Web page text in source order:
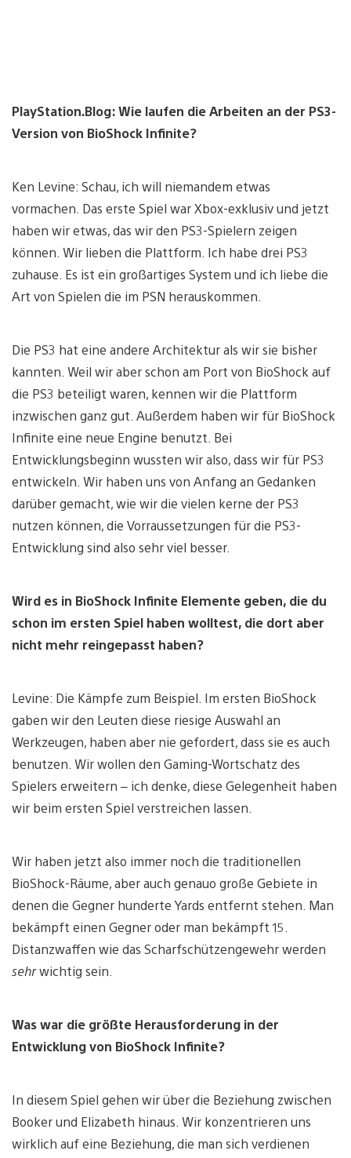
PlayStation.Blog: Wie laufen die Arbeiten an der PS3-
Version von BioShock Infinite?
Ken Levine: Schau, ich will niemandem etwas
vormachen. Das erste Spiel war Xbox-exklusiv und jetzt
haben wir etwas, das wir den PS3-Spielern zeigen
können. Wir lieben die Plattform. Ich habe drei PS3
zuhause. Es ist ein großartiges System und ich liebe die
Art von Spielen die im PSN herauskommen.
Die PS3 hat eine andere Architektur als wir sie bisher
kannten. Weil wir aber schon am Port von BioShock auf
die PS3 beteiligt waren, kennen wir die Plattform
inzwischen ganz gut. Außerdem haben wir für BioShock
Infinite eine neue Engine benutzt. Bei
Entwicklungsbeginn wussten wir also, dass wir für PS3
entwickeln. Wir haben uns von Anfang an Gedanken
darüber gemacht, wie wir die vielen kerne der PS3
nutzen können, die Vorraussetzungen für die PS3-
Entwicklung sind also sehr viel besser.
Wird es in BioShock Infinite Elemente geben, die du
schon im ersten Spiel haben wolltest, die dort aber
nicht mehr reingepasst haben?
Levine: Die Kämpfe zum Beispiel. Im ersten BioShock
gaben wir den Leuten diese riesige Auswahl an
Werkzeugen, haben aber nie gefordert, dass sie es auch
benutzen. Wir wollen den Gaming-Wortschatz des
Spielers erweitern – ich denke, diese Gelegenheit haben
wir beim ersten Spiel verstreichen lassen.
Wir haben jetzt also immer noch die traditionellen
BioShock-Räume, aber auch genauo große Gebiete in
denen die Gegner hunderte Yards entfernt stehen. Man
bekämpft einen Gegner oder man bekämpft 15.
Distanzwaffen wie das Scharfschützengewehr werden
sehrwichtig sein.
Was war die größte Herausforderung in der
Entwicklung von BioShock Infinite?
In diesem Spiel gehen wir über die Beziehung zwischen
Booker und Elizabeth hinaus. Wir konzentrieren uns
wirklich auf eine Beziehung, die man sich verdienen